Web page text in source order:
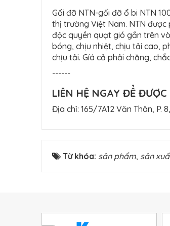
Gối đỡ NTN-gối đỡ ổ bi NTN
thị trường Việt Nam. NTN
độc quyền quạt gió gắn trên
bóng, chịu nhiệt, chịu tải cao,
chịu tải. Gíá cả phải chăng,
------
LIÊN HỆ NGAY ĐỂ
Địa chỉ: 165/7A12 Văn Thân, P.
Từ khóa: sản phẩm, sản